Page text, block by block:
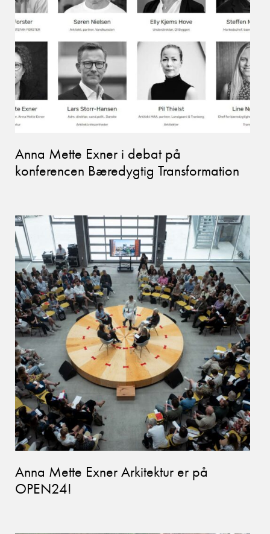
Anna Mette Exner i debat på
konferencen Bæredygtig Transformation
Anna Mette Exner Arkitektur er på
OPEN24!